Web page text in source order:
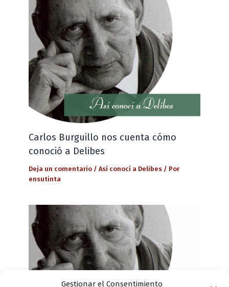
Gestionar el Consentimiento
Carlos Burguillo nos cuenta cómo
conoció a Delibes
Deja un comentario /Así conocí a Delibes / Por
ensutinta